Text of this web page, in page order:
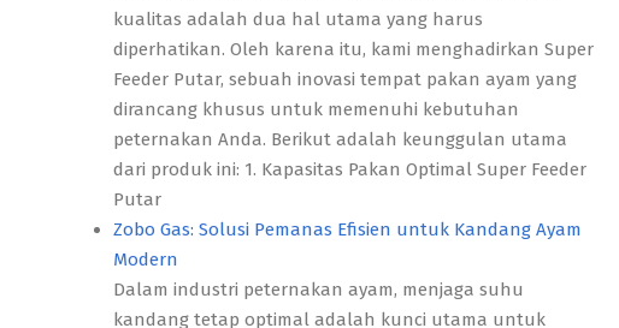
kualitas adalah dua hal utama yang harus
diperhatikan. Oleh karena itu, kami menghadirkan Super
Feeder Putar, sebuah inovasi tempat pakan ayam yang
dirancang khusus untuk memenuhi kebutuhan
peternakan Anda. Berikut adalah keunggulan utama
dari produk ini: 1. Kapasitas Pakan Optimal Super Feeder
Putar
Zobo Gas: Solusi Pemanas Efisien untuk Kandang Ayam
Modern
Dalam industri peternakan ayam, menjaga suhu
kandang tetap optimal adalah kunci utama untuk